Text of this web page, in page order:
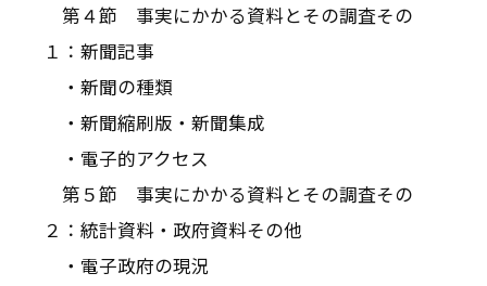
第４節 事実にかかる資料とその調査――その
１：新聞記事
・新聞の種類
・新聞縮刷版・新聞集成
・電子的アクセス
第５節 事実にかかる資料とその調査――その
２：統計資料・政府資料その他
・電子政府の現況